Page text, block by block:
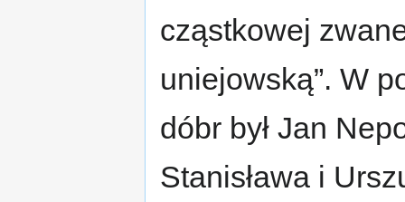
cząstkowej
uniejowską”. W
dóbr był Jan
Stanisława i